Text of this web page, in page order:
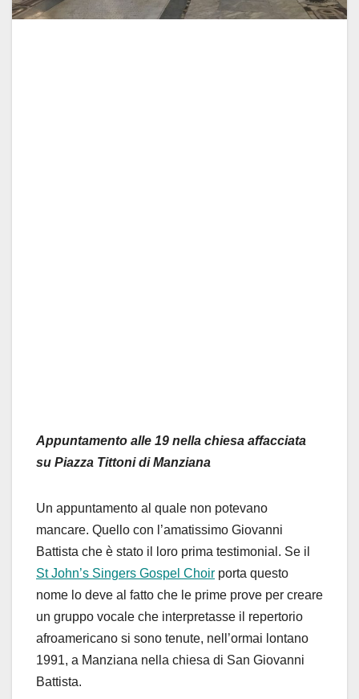
Appuntamento alle 19 nella chiesa affacciata
su Piazza Tittoni di Manziana
Un appuntamento al quale non potevano
mancare. Quello con l’amatissimo Giovanni
Battista che è stato il loro prima testimonial. Se il
St John’s Singers Gospel Choir porta questo
nome lo deve al fatto che le prime prove per creare
un gruppo vocale che interpretasse il repertorio
afroamericano si sono tenute, nell’ormai lontano
1991, a Manziana nella chiesa di San Giovanni
Battista.